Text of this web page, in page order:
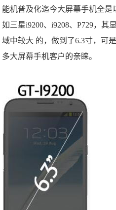
能机普及化迄今大屏幕手机全是
如三星i9200、i9208、P729，其
域中较大 的，做到了6.3寸，可
多大屏幕手机客户的亲睐。